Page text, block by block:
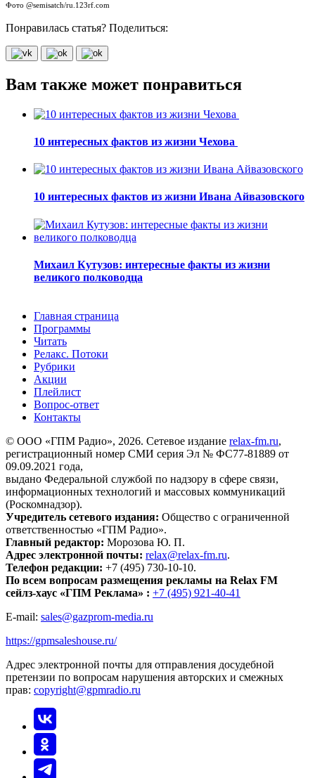
Фото @semisatch/ru.123rf.com
Понравилась статья? Поделиться:
Вам также может понравиться
10 интересных фактов из жизни Чехова
10 интересных фактов из жизни Ивана Айвазовского
Михаил Кутузов: интересные факты из жизни
великого полководца
Главная страница
Программы
Читать
Релакс. Потоки
Рубрики
Акции
Плейлист
Вопрос-ответ
Контакты
© ООО «ГПМ Радио», 2026. Сетевое издание relax-fm.ru,
регистрационный номер СМИ серия Эл № ФС77-81889 от
09.09.2021 года,
выдано Федеральной службой по надзору в сфере связи,
информационных технологий и массовых коммуникаций
(Роскомнадзор).
Учредитель сетевого издания: Общество с ограниченной
ответственностью «ГПМ Радио».
Главный редактор: Морозова Ю. П.
Адрес электронной почты: relax@relax-fm.ru.
Телефон редакции: +7 (495) 730-10-10.
По всем вопросам размещения рекламы на Relax FM
сейлз-хаус «ГПМ Реклама» : +7 (495) 921-40-41
E-mail: sales@gazprom-media.ru
https://gpmsaleshouse.ru/
Адрес электронной почты для отправления досудебной
претензии по вопросам нарушения авторских и смежных
прав: copyright@gpmradio.ru